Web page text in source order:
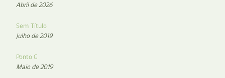
Abril de 2026
Sem Título
Julho de 2019
Ponto G
Maio de 2019